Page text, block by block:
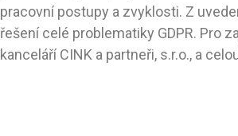
pracovní postupy a zvyklosti. Z
řešení celé problematiky GDPR. Pro
kanceláří CINK a partneři, s.r.o., a